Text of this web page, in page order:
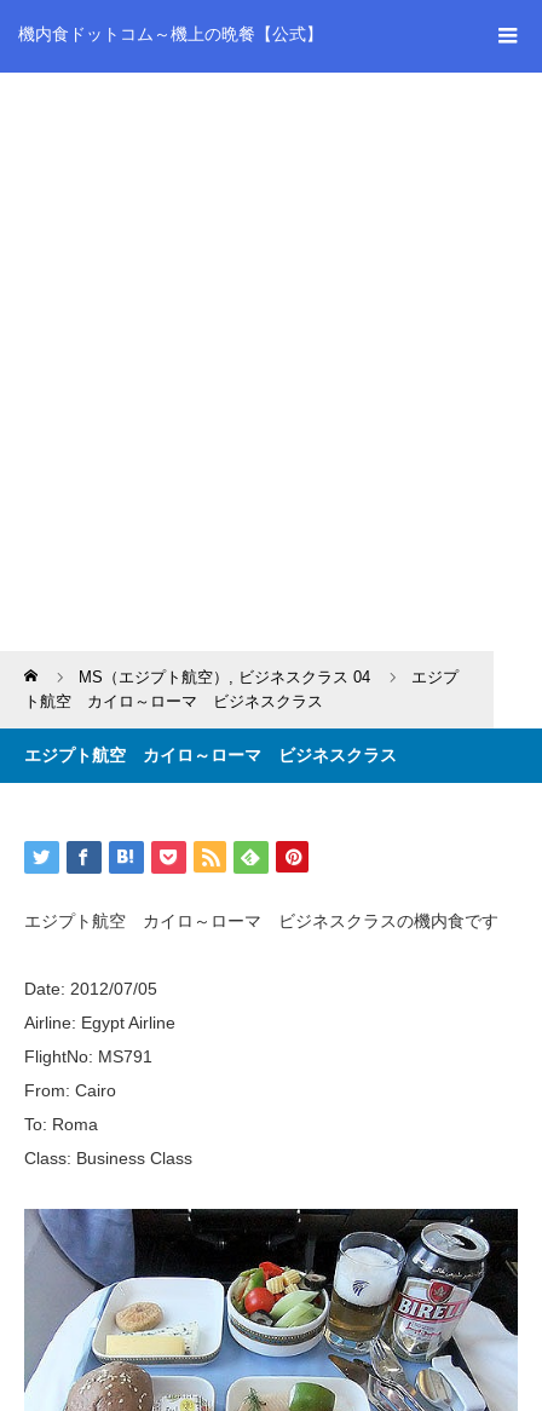
機内食ドットコム～機上の晩餐【公式】
Home MS（エジプト航空） , ビジネスクラス 04
エジプ
ト航空 カイロ～ローマ ビジネスクラス
エジプト航空 カイロ～ローマ ビジネスクラス
エジプト航空 カイロ～ローマ ビジネスクラスの機内食です
Date: 2012/07/05
Airline: Egypt Airline
FlightNo: MS791
From: Cairo
To: Roma
Class: Business Class